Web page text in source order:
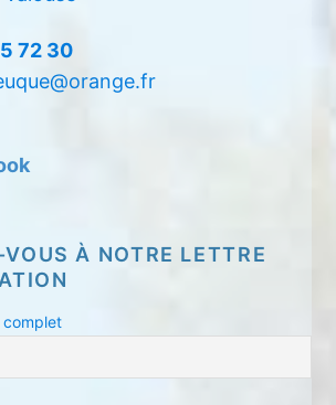
72 30
À NOTRE LETTRE
complet